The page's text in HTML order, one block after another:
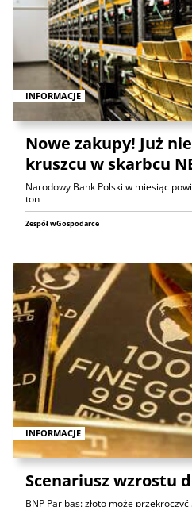
INFORMACJE
Nowe zakupy! Już
kruszcu w skarbcu
Narodowy Bank Polski w miesiąc
ton
Zespół wGospodarce
INFORMACJE
Scenariusz wzrostu
BNP Paribas: złoto może